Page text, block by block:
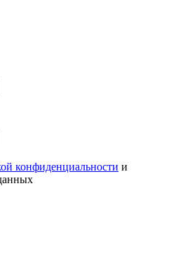
конфиденциальности и